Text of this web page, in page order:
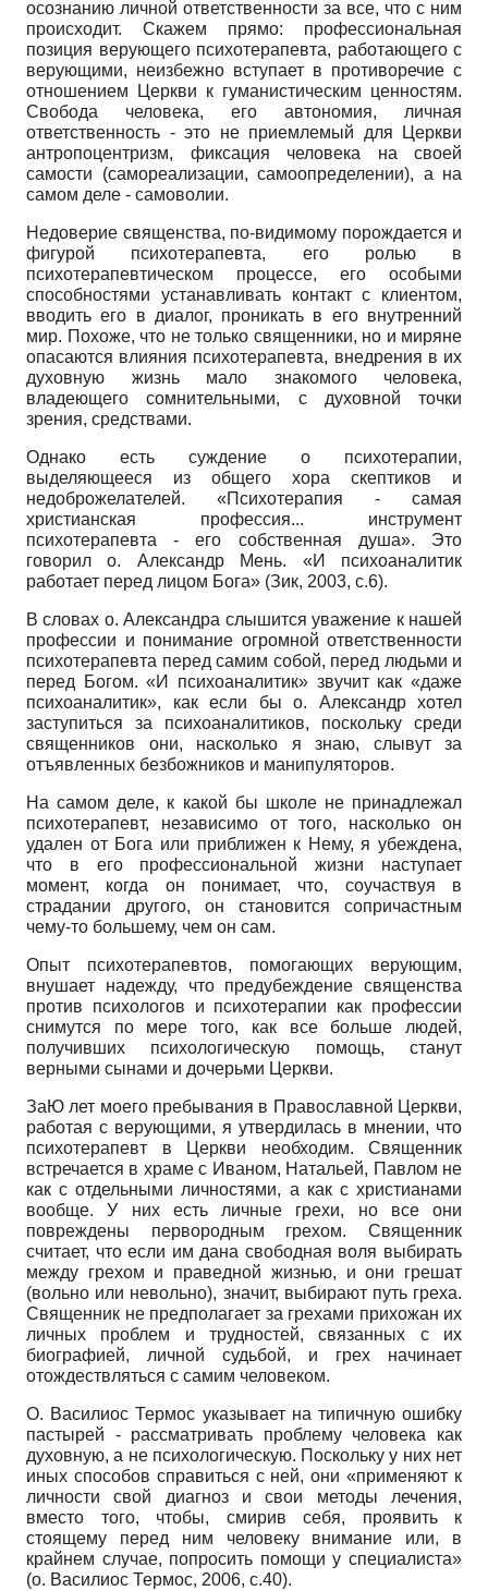
осознанию личной ответственности за все, что с ним
происходит. Скажем прямо: профессиональная
позиция верующего психотерапевта, работающего с
верующими, неизбежно вступает в противоречие с
отношением Церкви к гуманистическим ценностям.
Свобода человека, его автономия, личная
ответственность - это не приемлемый для Церкви
антропоцентризм, фиксация человека на своей
самости (самореализации, самоопределении), а на
самом деле - самоволии.
Недоверие священства, по-видимому порождается и
фигурой психотерапевта, его ролью в
психотерапевтическом процессе, его особыми
способностями устанавливать контакт с клиентом,
вводить его в диалог, проникать в его внутренний
мир. Похоже, что не только священники, но и миряне
опасаются влияния психотерапевта, внедрения в их
духовную жизнь мало знакомого человека,
владеющего сомнительными, с духовной точки
зрения, средствами.
Однако есть суждение о психотерапии,
выделяющееся из общего хора скептиков и
недоброжелателей. «Психотерапия - самая
христианская профессия... инструмент
психотерапевта - его собственная душа». Это
говорил о. Александр Мень. «И психоаналитик
работает перед лицом Бога» (Зик, 2003, с.6).
В словах о. Александра слышится уважение к нашей
профессии и понимание огромной ответственности
психотерапевта перед самим собой, перед людьми и
перед Богом. «И психоаналитик» звучит как «даже
психоаналитик», как если бы о. Александр хотел
заступиться за психоаналитиков, поскольку среди
священников они, насколько я знаю, слывут за
отъявленных безбожников и манипуляторов.
На самом деле, к какой бы школе не принадлежал
психотерапевт, независимо от того, насколько он
удален от Бога или приближен к Нему, я убеждена,
что в его профессиональной жизни наступает
момент, когда он понимает, что, соучаствуя в
страдании другого, он становится сопричастным
чему-то большему, чем он сам.
Опыт психотерапевтов, помогающих верующим,
внушает надежду, что предубеждение священства
против психологов и психотерапии как профессии
снимутся по мере того, как все больше людей,
получивших психологическую помощь, станут
верными сынами и дочерьми Церкви.
ЗаЮ лет моего пребывания в Православной Церкви,
работая с верующими, я утвердилась в мнении, что
психотерапевт в Церкви необходим. Священник
встречается в храме с Иваном, Натальей, Павлом не
как с отдельными личностями, а как с христианами
вообще. У них есть личные грехи, но все они
повреждены первородным грехом. Священник
считает, что если им дана свободная воля выбирать
между грехом и праведной жизнью, и они грешат
(вольно или невольно), значит, выбирают путь греха.
Священник не предполагает за грехами прихожан их
личных проблем и трудностей, связанных с их
биографией, личной судьбой, и грех начинает
отождествляться с самим человеком.
О. Василиос Термос указывает на типичную ошибку
пастырей - рассматривать проблему человека как
духовную, а не психологическую. Поскольку у них нет
иных способов справиться с ней, они «применяют к
личности свой диагноз и свои методы лечения,
вместо того, чтобы, сми­рив себя, проявить к
стоящему перед ним человеку внимание или, в
крайнем случае, попросить помощи у специалиста»
(о. Василиос Термос, 2006, с.40).